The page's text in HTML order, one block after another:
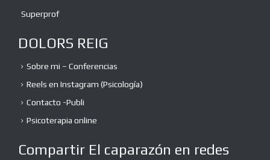
Superprof
DOLORS REIG
Sobre mi – Conferencias
Reels en Instagram (Psicología)
Contacto -Publi
Psicoterapia online
Compartir El caparazón en redes